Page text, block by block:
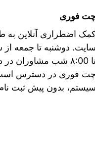
فوری
اضطراری آنلاین به
تا ۸:00 شب
چت فوری در دسترس
سیستم، بدون پیش ثبت